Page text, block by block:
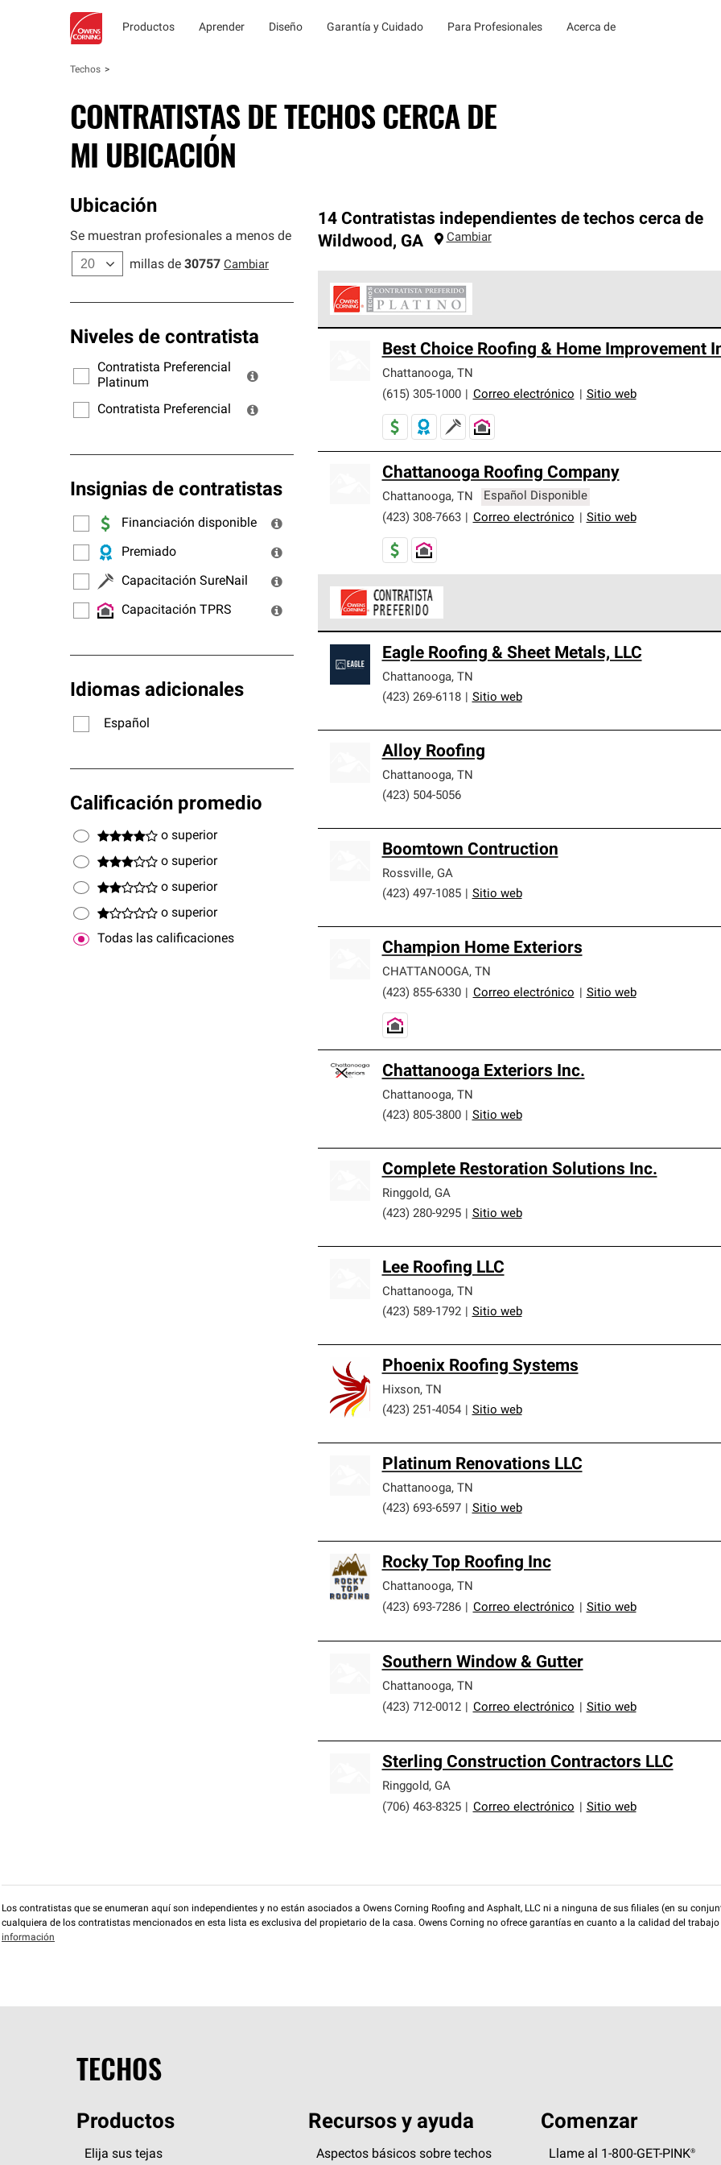
Productos Aprender Diseño Garantía y Cuidado Para Profesionales Acerca de
Techos
CONTRATISTAS DE TECHOS CERCA DE
MI UBICACIÓN
Ubicación
Se muestran profesionales a menos de
millas de 30757 Cambiar
Niveles de contratista
Contratista Preferencial
Platinum
Contratista Preferencial
Insignias de contratistas
Financiación disponible
Premiado
Capacitación SureNail
Capacitación TPRS
Idiomas adicionales
Español
Calificación promedio
o superior
o superior
o superior
o superior
Todas las calificaciones
14 Contratistas independientes de techos cerca de
Wildwood , GA Cambiar
cumplen con estándares estrictos de profesionalismo, confiabilidad
ofrecer nuestra mejor garantía de sistemas de techos.
Best Choice Roofing & Home Improvement
Chattanooga, TN
(615) 305-1000
Correo electrónico Sitio web
Chattanooga Roofing Company
Chattanooga, TN
Español Disponible
(423) 308-7663
Correo electrónico Sitio web
cumplen con altos estándares y requisitos estrictos de
Eagle Roofing & Sheet Metals, LLC
Chattanooga, TN
(423) 269-6118
Sitio web
Alloy Roofing
Chattanooga, TN
(423) 504-5056
Boomtown Contruction
Rossville, GA
(423) 497-1085
Sitio web
Champion Home Exteriors
CHATTANOOGA, TN
(423) 855-6330
Correo electrónico Sitio web
Chattanooga Exteriors Inc.
Chattanooga, TN
(423) 805-3800
Sitio web
Complete Restoration Solutions Inc.
Ringgold , GA
(423) 280-9295
Sitio web
Lee Roofing LLC
Chattanooga, TN
(423) 589-1792
Sitio web
Phoenix Roofing Systems
Hixson, TN
(423) 251-4054
Sitio web
Platinum Renovations LLC
Chattanooga, TN
(423) 693-6597
Sitio web
Rocky Top Roofing Inc
Chattanooga, TN
(423) 693-7286
Correo electrónico Sitio web
Southern Window & Gutter
Chattanooga, TN
(423) 712-0012
Correo electrónico Sitio web
Sterling Construction Contractors LLC
Ringgold , GA
(706) 463-8325
Correo electrónico Sitio web
Los contratistas que se enumeran aquí son independientes y no están asociados a Owens Corning Roofing and Asphalt, LLC ni a ninguna de sus filiales (en su
cualquiera de los contratistas mencionados en esta lista es exclusiva del propietario de la casa. Owens Corning no ofrece garantías en cuanto a la calidad del
información
TECHOS
Productos
Elija sus tejas
Recursos y ayuda
Aspectos básicos sobre techos
Comenzar
Llame al 1-800-GET-PINK®